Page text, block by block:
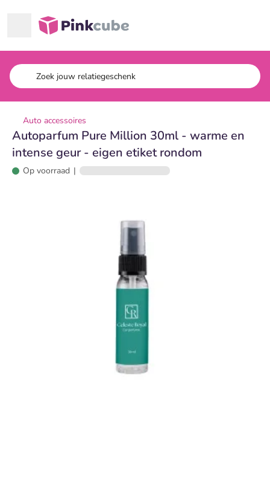
Pinkcube
Auto accessoires
Autoparfum Pure Million 30ml - warme en
intense geur - eigen etiket rondom
Op voorraad |